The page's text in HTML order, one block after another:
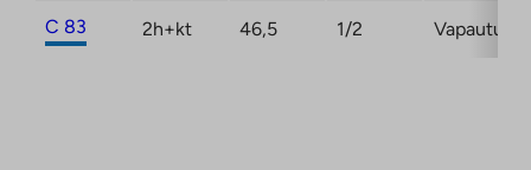
C 83 2h+kt 46,5 1/2